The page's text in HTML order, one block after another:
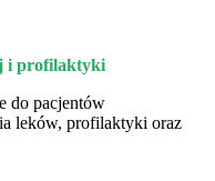
i profilaktyki
do pacjentów
leków, profilaktyki oraz